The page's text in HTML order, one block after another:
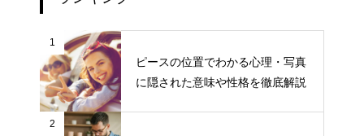
1
ピースの位置でわかる心理・写真
に隠された意味や性格を徹底解説
2